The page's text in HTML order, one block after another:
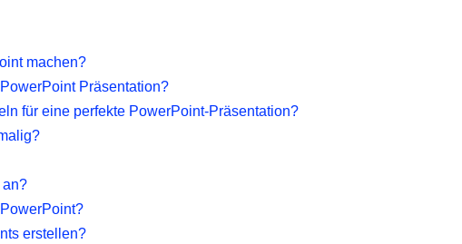
machen?
Präsentation?
für eine perfekte PowerPoint-Präsentation?
an?
erstellen?